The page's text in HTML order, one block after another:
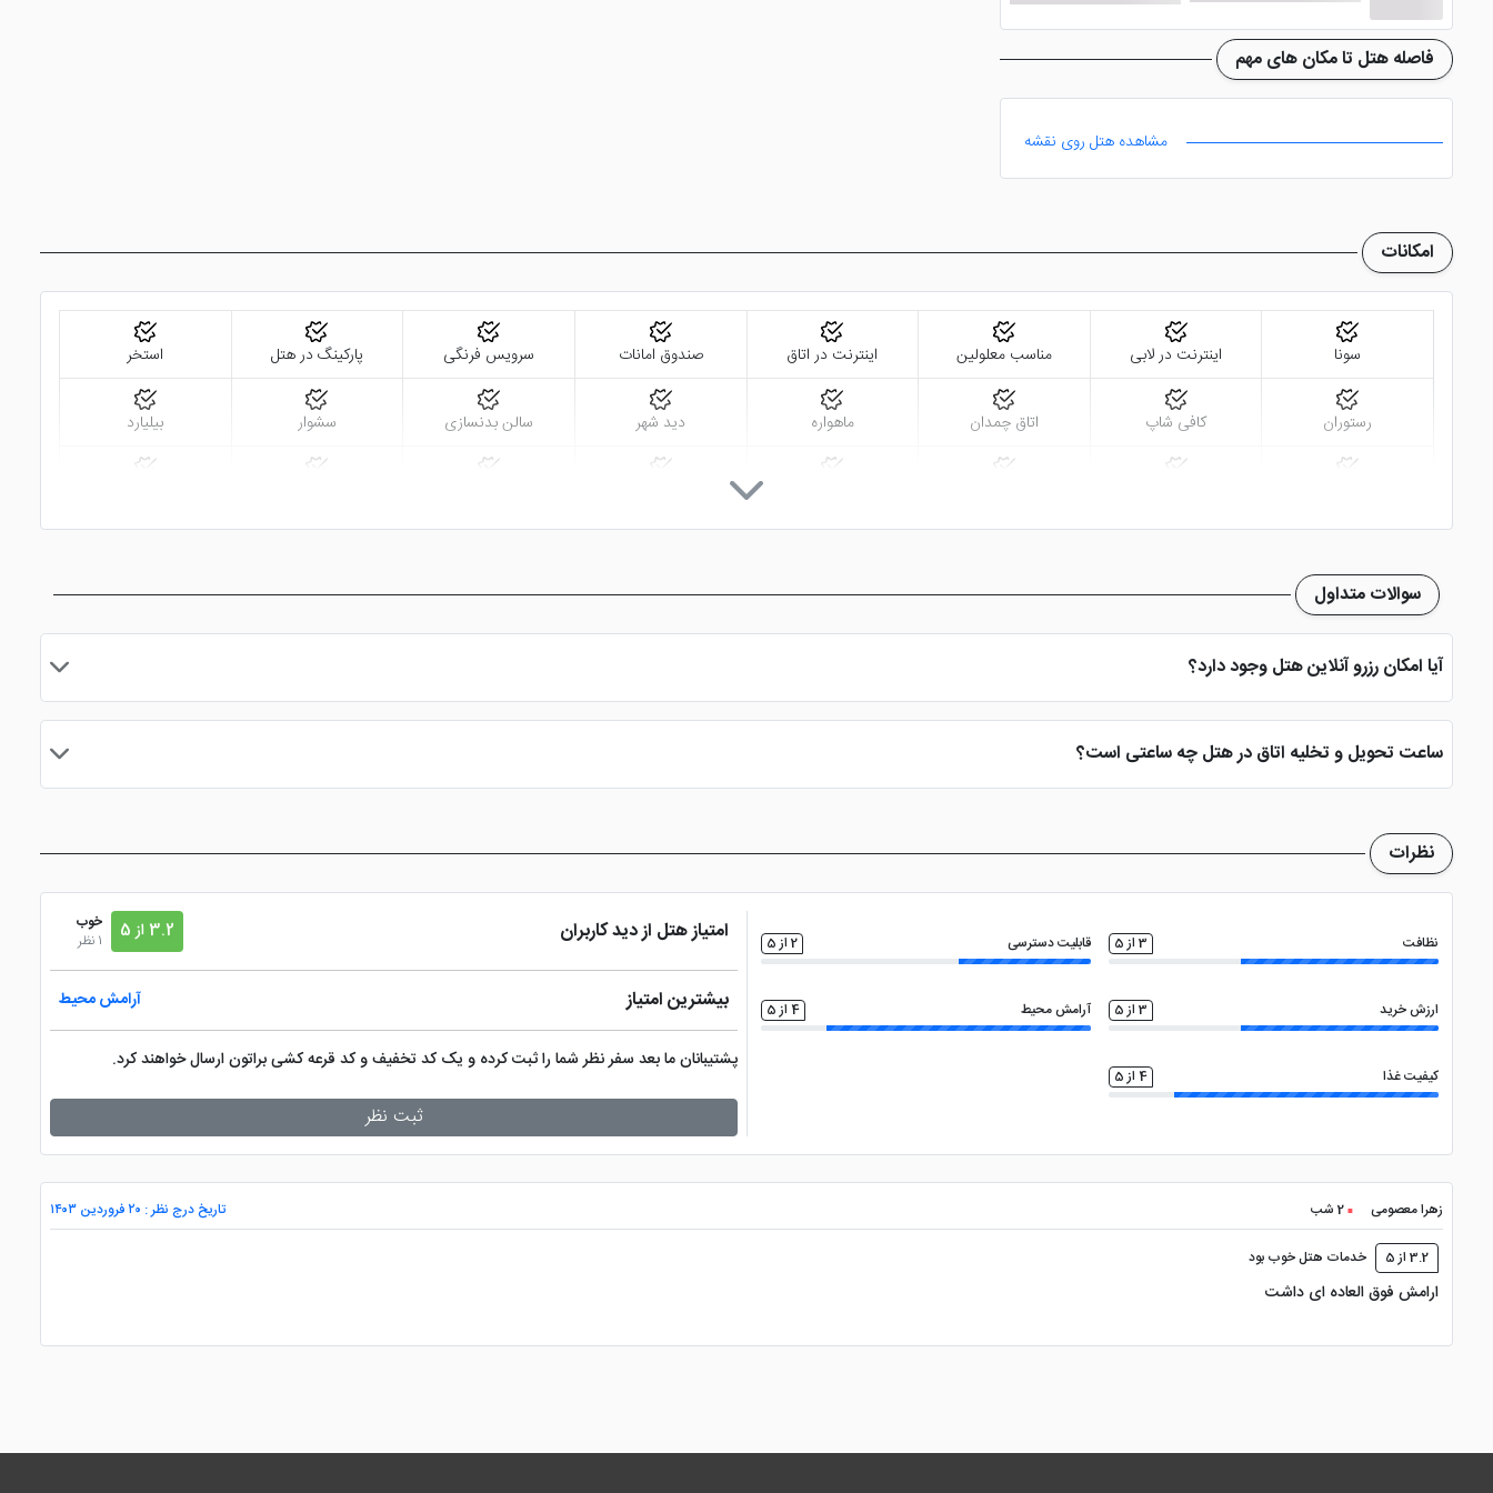
فاصله هتل تا مکان های مهم
مشاهده هتل روی نقشه
امکانات
سونا اینترنت در لابی مناسب معلولین اینترنت در اتاق صندوق امانات سرویس فرنگی پارکینگ در هتل استخر
رستوران کافی شاپ اتاق چمدان ماهواره دید شهر سالن بدنسازی سشوار بیلیارد
سوالات متداول
آیا امکان رزرو آنلاین هتل وجود دارد؟
بله، با انتخاب تاریخ ورود و خروج، نوع اتاق و تعداد نفرات می توانید پس از پرداخت در درگاه بانکی، رزرو آنلاین خود را نهایی و واچر هتل را دریافت نمایید.
ساعت تحویل و تخلیه اتاق در هتل چه ساعتی است؟
ساعت تحویل اتاق ساعت 2 بعد از ظهر و ساعت تخلیه اتاق 12 ظهر می باشد
نظرات
نظافت 3 از 5 قابلیت دسترسی 2 از 5
ارزش خرید 3 از 5 آرامش محیط 4 از 5
کیفیت غذا 4 از 5
امتیاز هتل از دید کاربران 3.2 از 5
خوب
1 نظر
بیشترین امتیاز آرامش محیط
پشتیبانان ما بعد سفر نظر شما را ثبت کرده و یک کد تخفیف و کد قرعه کشی براتون ارسال خواهند کرد.
ثبت نظر
زهرا معصومی 2 شب تاریخ درج نظر : ۲۰ فروردین ۱۴۰۳
3.2 از 5 خدمات هتل خوب بود
ارامش فوق العاده ای داشت